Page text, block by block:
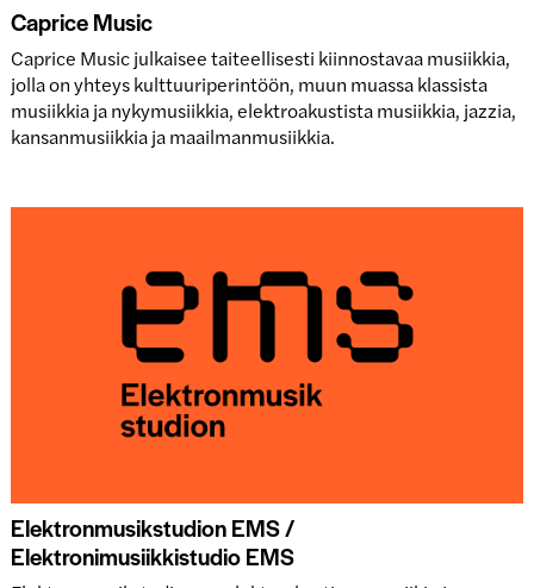
Caprice Music
Caprice Music julkaisee taiteellisesti kiinnostavaa musiikkia,
jolla on yhteys kulttuuriperintöön, muun muassa klassista
musiikkia ja nykymusiikkia, elektroakustista musiikkia, jazzia,
kansanmusiikkia ja maailmanmusiikkia.
Elektronmusikstudion EMS /
Elektronimusiikkistudio EMS